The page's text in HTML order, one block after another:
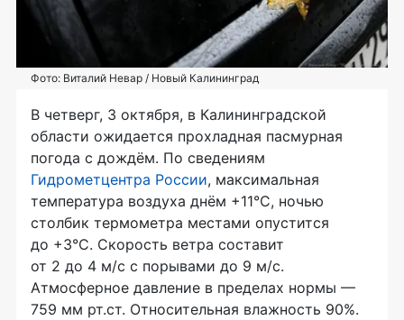
Фото: Виталий Невар / Новый Калининград
В четверг, 3 октября, в Калининградской
области ожидается прохладная пасмурная
погода с дождём. По сведениям
Гидрометцентра России, максимальная
температура воздуха днём +11°С, ночью
столбик термометра местами опустится
до +3°С. Скорость ветра составит
от 2 до 4 м/с с порывами до 9 м/с.
Атмосферное давление в пределах нормы —
759 мм рт.ст. Относительная влажность 90%.